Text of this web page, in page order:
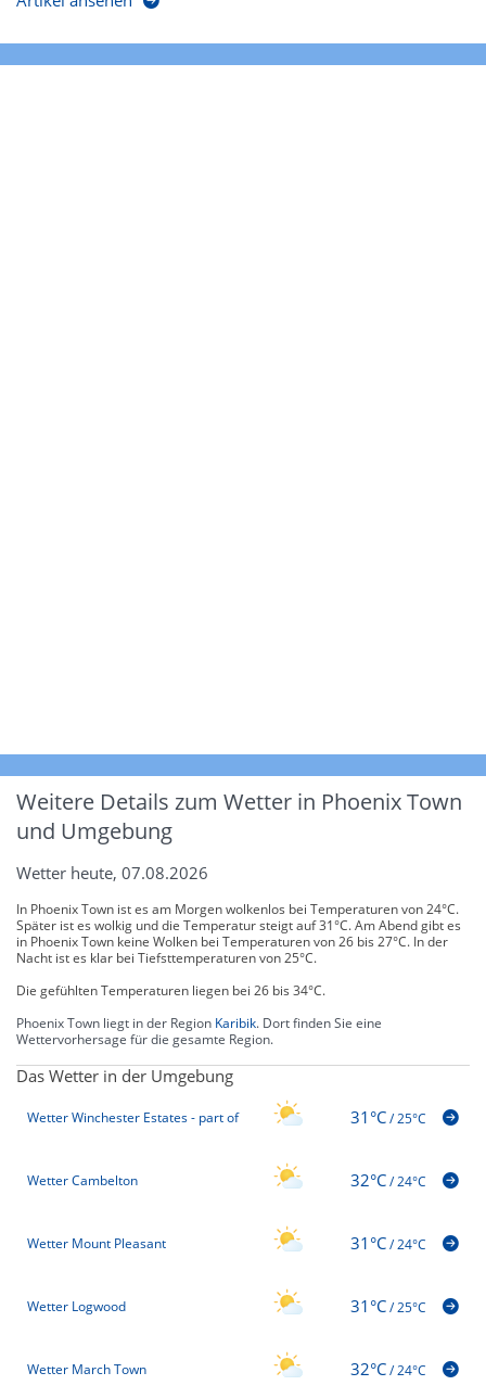
Weitere Details zum Wetter in Phoenix Town
und Umgebung
Wetter heute, 07.08.2026
In Phoenix Town ist es am Morgen wolkenlos bei Temperaturen von 24°C.
Später ist es wolkig und die Temperatur steigt auf 31°C. Am Abend gibt es
in Phoenix Town keine Wolken bei Temperaturen von 26 bis 27°C. In der
Nacht ist es klar bei Tiefsttemperaturen von 25°C.
Die gefühlten Temperaturen liegen bei 26 bis 34°C.
Phoenix Town liegt in der Region Karibik. Dort finden Sie eine
Wettervorhersage für die gesamte Region.
Das Wetter in der Umgebung
Wetter Winchester Estates - part of 31°C/25°C
Wetter Cambelton 32°C/24°C
Wetter Mount Pleasant 31°C/24°C
Wetter Logwood 31°C/25°C
Wetter March Town 32°C/24°C